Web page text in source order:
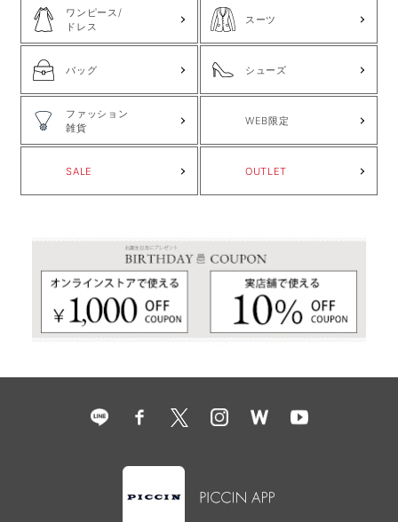
ワンピース/
ドレス
スーツ
バッグ シューズ
ファッション
雑貨
WEB限定
SALE OUTLET